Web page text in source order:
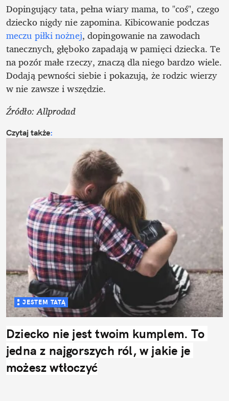
Dopingujący tata, pełna wiary mama, to "coś", czego
dziecko nigdy nie zapomina. Kibicowanie podczas
meczu piłki nożnej, dopingowanie na zawodach
tanecznych, głęboko zapadają w pamięci dziecka. Te
na pozór małe rzeczy, znaczą dla niego bardzo wiele.
Dodają pewności siebie i pokazują, że rodzic wierzy
w nie zawsze i wszędzie.
Źródło: Allprodad
Czytaj także:
JESTEM TATĄ
Dziecko nie jest twoim kumplem. To
jedna z najgorszych ról, w jakie je
możesz wtłoczyć